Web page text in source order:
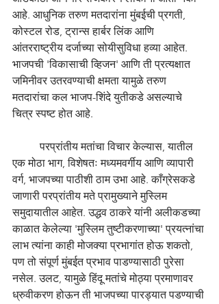
आहे. आधुनिक तरुण मतदारांना मुंबईची प्रगती,
कोस्टल रोड, ट्रान्स हार्बर लिंक आणि
आंतरराष्ट्रीय दर्जाच्या सोयीसुविधा हव्या आहेत.
भाजपची 'विकासाची व्हिजन' आणि ती प्रत्यक्षात
जमिनीवर उतरवण्याची क्षमता यामुळे तरुण
मतदारांचा कल भाजप-शिंदे युतीकडे असल्याचे
चित्र स्पष्ट होत आहे.
	परप्रांतीय मतांचा विचार केल्यास, यातील
एक मोठा भाग, विशेषतः मध्यमवर्गीय आणि व्यापारी
वर्ग, भाजपच्या पाठीशी ठाम उभा आहे. काँग्रेसकडे
जाणारी परप्रांतीय मते प्रामुख्याने मुस्लिम
समुदायातील आहेत. उद्धव ठाकरे यांनी अलीकडच्या
काळात केलेल्या 'मुस्लिम तुष्टीकरणाच्या' प्रयत्नांचा
लाभ त्यांना काही मोजक्या प्रभागांत होऊ शकतो,
पण तो संपूर्ण मुंबईत प्रभाव पाडण्यासाठी पुरेसा
नसेल. उलट, यामुळे हिंदू मतांचे मोठ्या प्रमाणावर
ध्रुवीकरण होऊन ती भाजपच्या पारड्यात पडण्याची